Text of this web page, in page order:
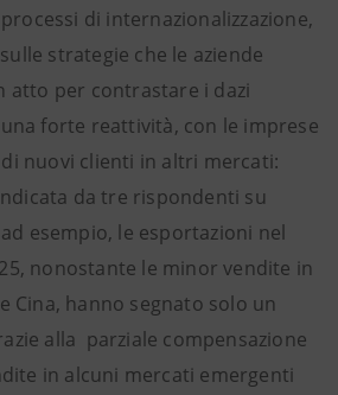
di internazionalizzazione,
strategie che le aziende
atto per contrastare i dazi
forte reattività, con le imprese
nuovi clienti in altri mercati:
da tre rispondenti su
ad esempio, le esportazioni nel
nonostante le minor vendite in
Cina, hanno segnato solo un
alla parziale compensazione
in alcuni mercati emergenti